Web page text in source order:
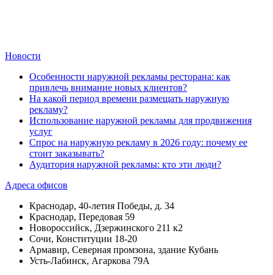
Новости
Особенности наружной рекламы ресторана: как
привлечь внимание новых клиентов?
На какой период времени размещать наружную
рекламу?
Использование наружной рекламы для продвижения
услуг
Спрос на наружную рекламу в 2026 году: почему ее
стоит заказывать?
Аудитория наружной рекламы: кто эти люди?
Адреса офисов
Краснодар, 40-летия Победы, д. 34
Краснодар, Передовая 59
Новороссийск, Дзержинского 211 к2
Сочи, Конституции 18-20
Армавир, Северная промзона, здание Кубань
Усть-Лабинск, Агаркова 79А